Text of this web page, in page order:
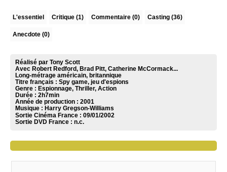
L'essentiel Critique (1) Commentaire (0) Casting (36)
Anecdote (0)
Réalisé par Tony Scott
Avec Robert Redford, Brad Pitt, Catherine McCormack...
Long-métrage américain, britannique
Titre français : Spy game, jeu d'espions
Genre : Espionnage, Thriller, Action
Durée : 2h7min
Année de production : 2001
Musique : Harry Gregson-Williams
Sortie Cinéma France : 09/01/2002
Sortie DVD France : n.c.